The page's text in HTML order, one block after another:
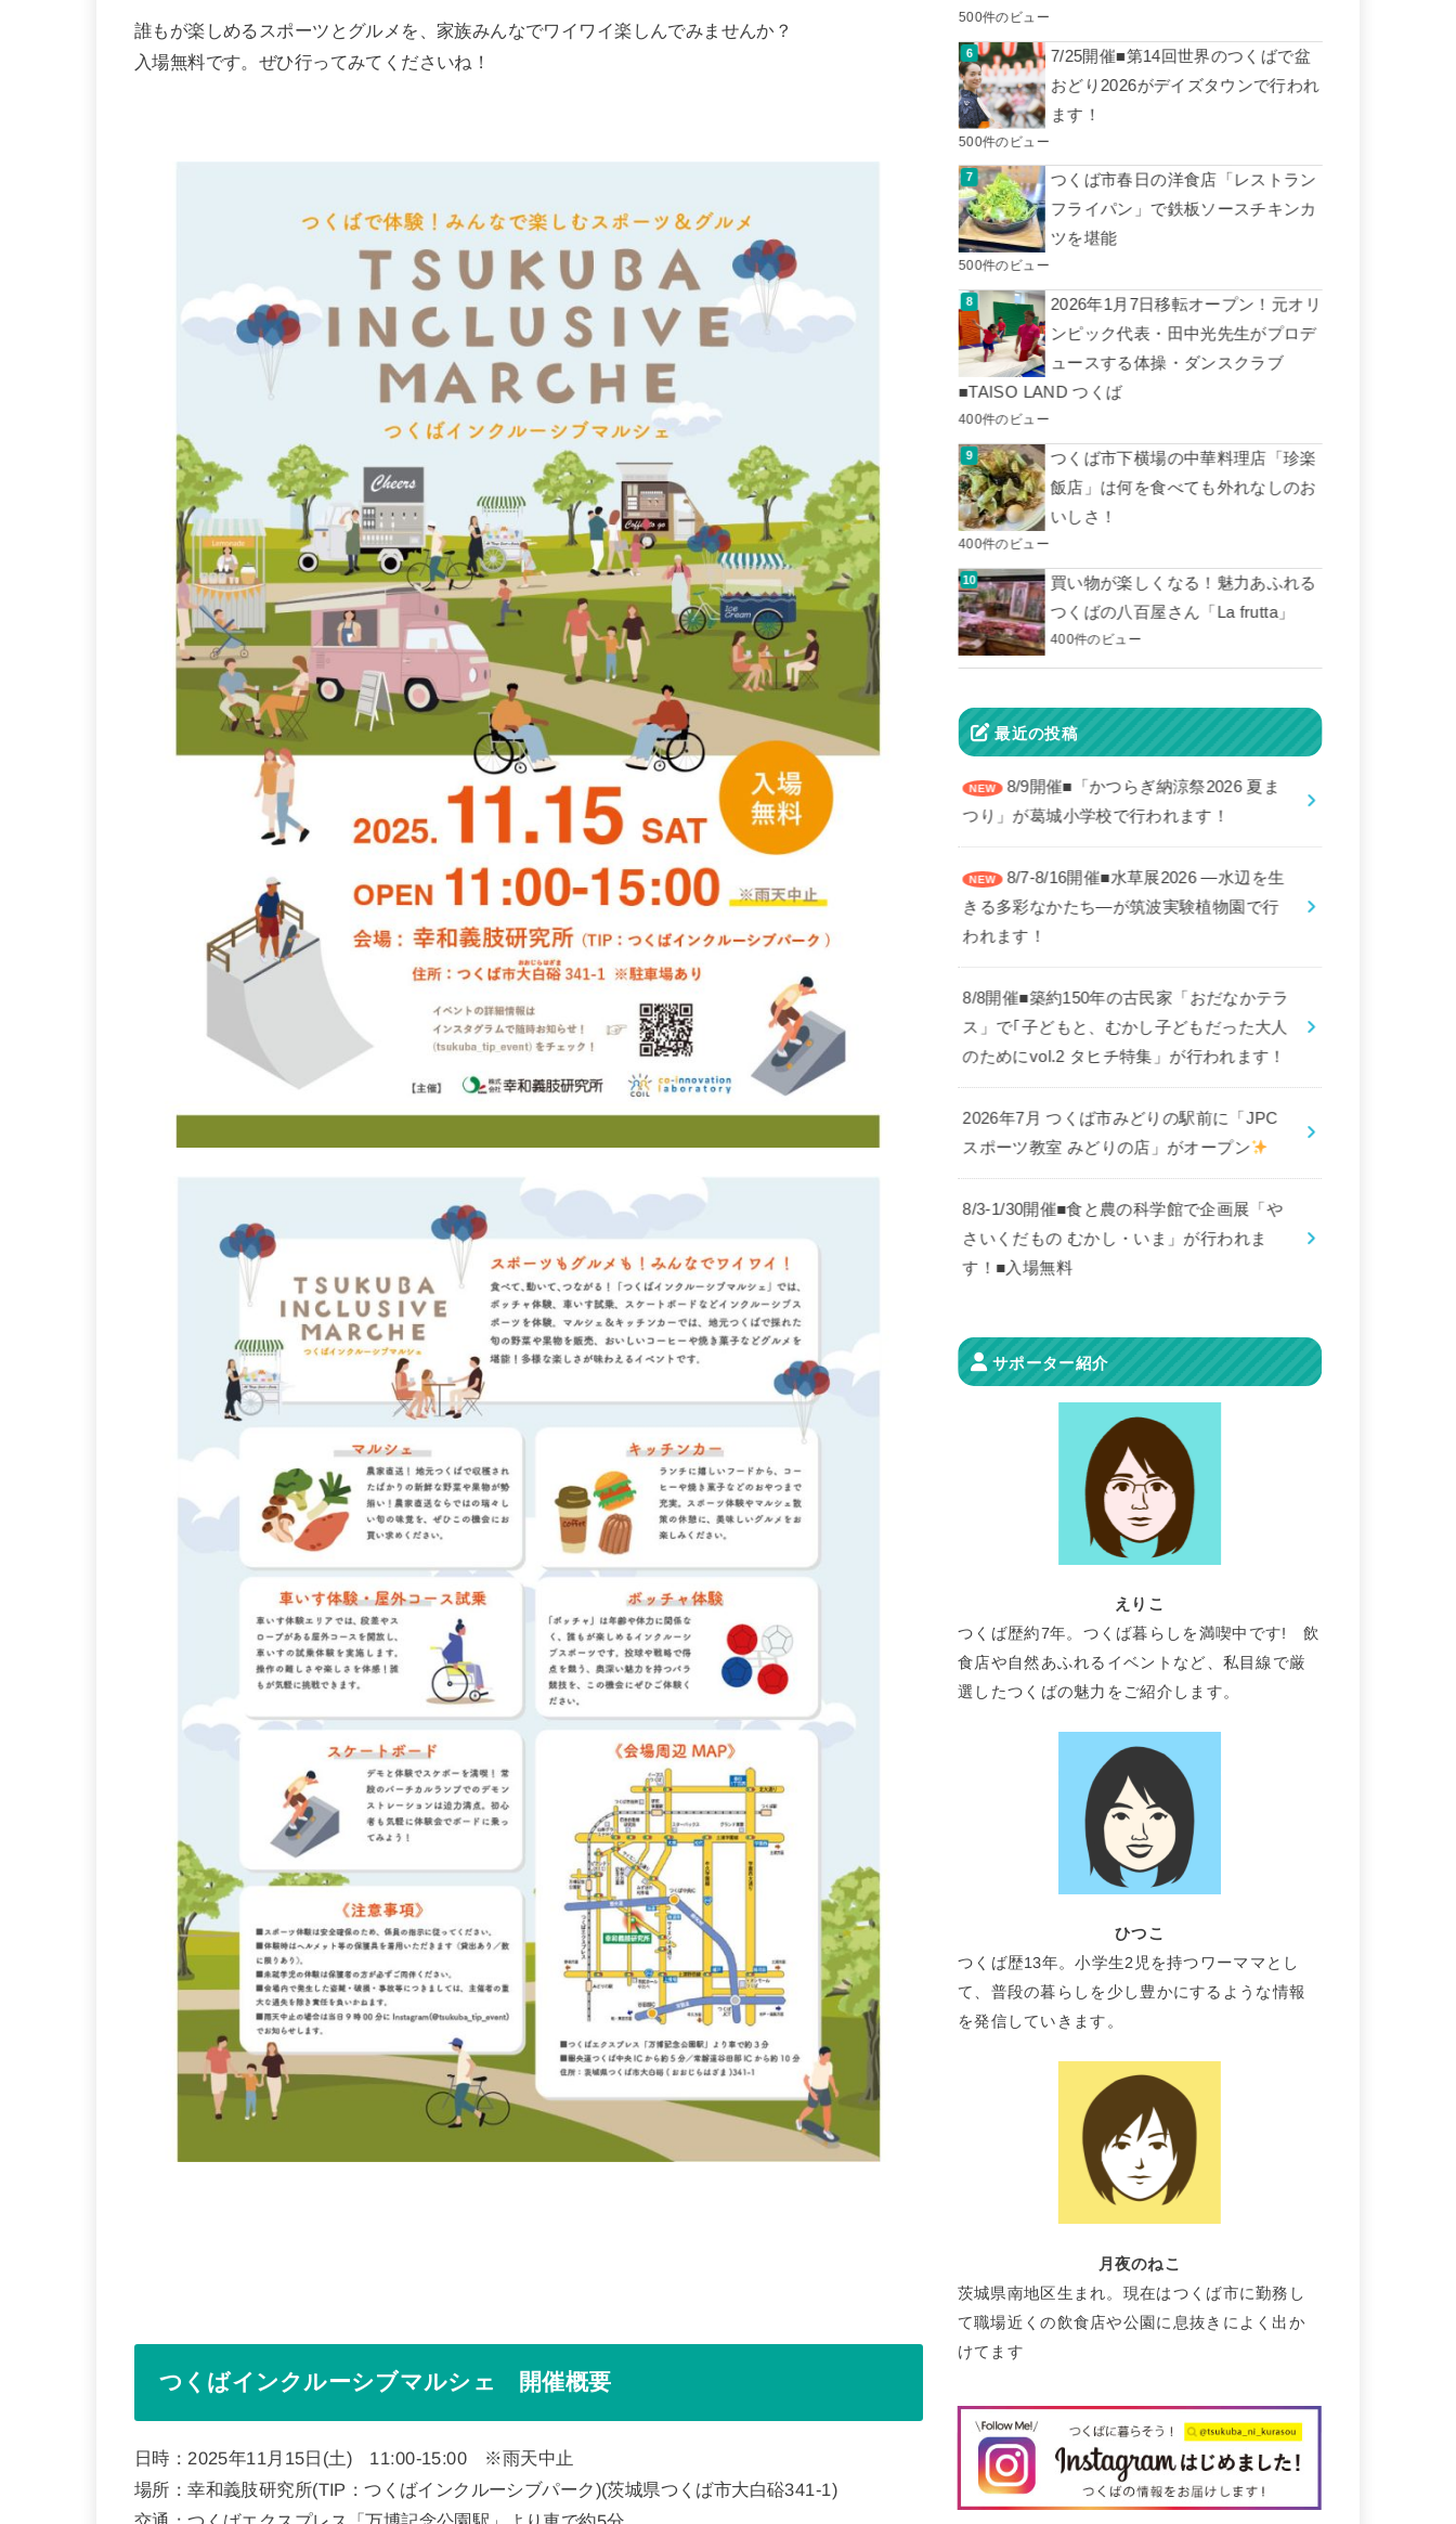
誰もが楽しめるスポーツとグルメを、家族みんなでワイワイ楽しんでみませんか？
入場無料です。ぜひ行ってみてくださいね！
つくばインクルーシブマルシェ 開催概要
日時：2025年11月15日(土) 11:00-15:00 ※雨天中止
場所：幸和義肢研究所(TIP：つくばインクルーシブパーク)(茨城県つくば市大白硲341-1)
500件のビュー
7/25開催■第14回世界のつくばで盆
おどり2026がデイズタウンで行われ
ます！
500件のビュー
つくば市春日の洋食店「レストラン
フライパン」で鉄板ソースチキンカ
ツを堪能
500件のビュー
2026年1月7日移転オープン！元オリ
ンピック代表・田中光先生がプロデ
ュースする体操・ダンスクラブ
■TAISO LAND つくば
400件のビュー
つくば市下横場の中華料理店「珍楽
飯店」は何を食べても外れなしのお
いしさ！
400件のビュー
買い物が楽しくなる！魅力あふれる
つくばの八百屋さん「La frutta」
400件のビュー
最近の投稿
8/9開催■「かつらぎ納涼祭2026 夏ま
つり」が葛城小学校で行われます！
8/7-8/16開催■水草展2026 ―水辺を生
きる多彩なかたち―が筑波実験植物園で行
われます！
8/8開催■築約150年の古民家「おだなかテラ
ス」で｢子どもと、むかし子どもだった大人
のためにvol.2 タヒチ特集」が行われます！
2026年7月 つくば市みどりの駅前に「JPC
スポーツ教室 みどりの店」がオープン
8/3-1/30開催■食と農の科学館で企画展「や
さいくだもの むかし・いま」が行われま
す！■入場無料
サポーター紹介
えりこ
つくば歴約7年。つくば暮らしを満喫中です! 飲
食店や自然あふれるイベントなど、私目線で厳
選したつくばの魅力をご紹介します。
ひつこ
つくば歴13年。小学生2児を持つワーママとし
て、普段の暮らしを少し豊かにするような情報
を発信していきます。
月夜のねこ
茨城県南地区生まれ。現在はつくば市に勤務し
て職場近くの飲食店や公園に息抜きによく出か
けてます